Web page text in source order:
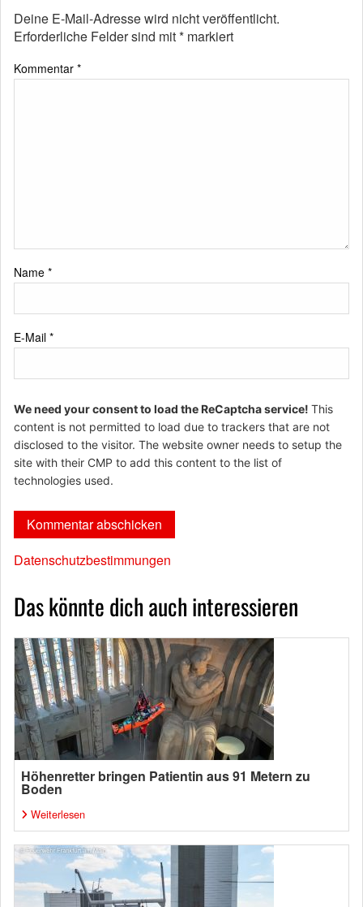
Deine E-Mail-Adresse wird nicht veröffentlicht.
Erforderliche Felder sind mit* markiert
Kommentar *
Name *
E-Mail *
We need your consent to load the ReCaptcha service! This
content is not permitted to load due to trackers that are not
disclosed to the visitor. The website owner needs to setup the
site with their CMP to add this content to the list of
technologies used.
Datenschutzbestimmungen
Das könnte dich auch interessieren
Höhenretter bringen Patientin aus 91 Metern zu
Boden
Weiterlesen